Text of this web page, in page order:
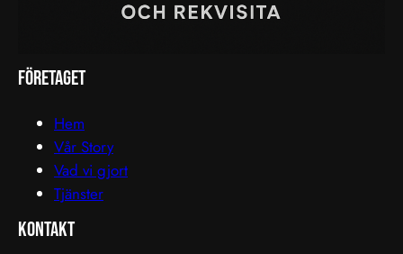
företaget
Hem
Vår Story
Vad vi gjort
Tjänster
Kontakt